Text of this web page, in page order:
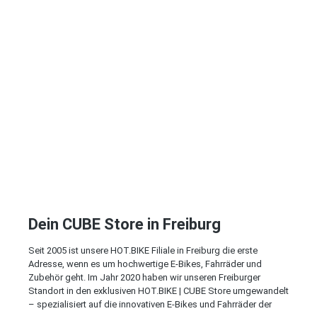
Dein CUBE Store in Freiburg
Seit 2005 ist unsere HOT.BIKE Filiale in Freiburg die erste
Adresse, wenn es um hochwertige E-Bikes, Fahrräder und
Zubehör geht. Im Jahr 2020 haben wir unseren Freiburger
Standort in den exklusiven HOT.BIKE | CUBE Store umgewandelt
– spezialisiert auf die innovativen E-Bikes und Fahrräder der